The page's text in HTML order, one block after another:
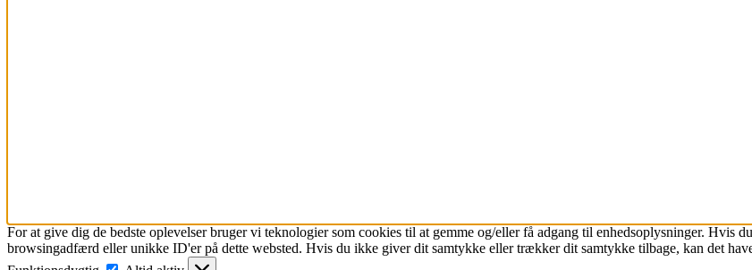
For at give dig de bedste oplevelser bruger vi teknologier som cookies til at gemme og/eller få adgang til enhedsoplysninger. Hvis
browsingadfærd eller unikke ID'er på dette websted. Hvis du ikke giver dit samtykke eller trækker dit samtykke tilbage, kan det
Funktionsdygtig